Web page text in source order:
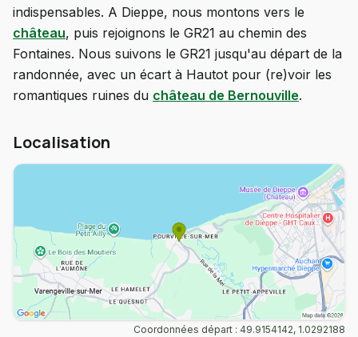
indispensables. A Dieppe, nous montons vers le
château, puis rejoignons le GR21 au chemin des
Fontaines. Nous suivons le GR21 jusqu'au départ de la
randonnée, avec un écart à Hautot pour (re)voir les
romantiques ruines du château de Bernouville.
Localisation
Coordonnées départ : 49.9154142, 1.0292188